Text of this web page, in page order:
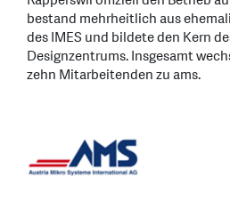
bestand mehrheitlich aus
des IMES und bildete den Kern
Designzentrums. Insgesamt
zehn Mitarbeitenden zu ams.